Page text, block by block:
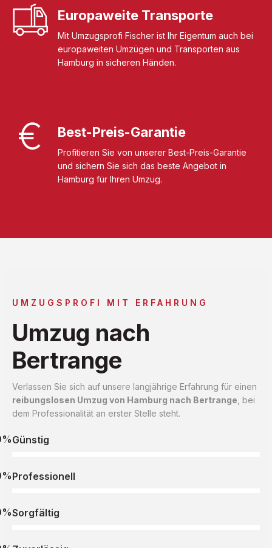
Europaweite Transporte
Mit Umzugsprofi Fischer ist Ihr Eigentum auch bei
europaweiten Umzügen und Transporten aus
Hamburg in sicheren Händen.
Best-Preis-Garantie
Profitieren Sie von unserer Best-Preis-Garantie
und sichern Sie sich das beste Angebot in
Hamburg für Ihren Umzug.
UMZUGSPROFI MIT ERFAHRUNG
Umzug nach
Bertrange
Verlassen Sie sich auf unsere langjährige Erfahrung für einen
reibungslosen Umzug von Hamburg nach Bertrange , bei
dem Professionalität an erster Stelle steht.
Günstig
Professionell
Sorgfältig